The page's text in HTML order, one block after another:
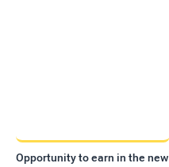
Opportunity to earn in the new